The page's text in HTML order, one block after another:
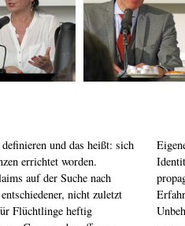
und das heißt: sich
errichtet worden.
auf der Suche nach
nicht zuletzt
Flüchtlinge heftig
spekuliert ein völkisches
derzeit so erfolgreich
wollen in
und einem allgemeinen
über